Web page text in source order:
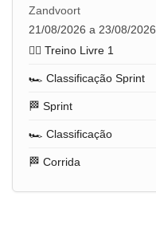
Zandvoort
21/08/2026 a 23/08/2026
🏋️‍♂️ Treino Livre 1
🏎️ Classificação Sprint
🏁 Sprint
🏎️ Classificação
🏁 Corrida